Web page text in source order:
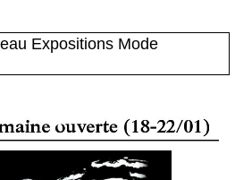
Expositions Mode